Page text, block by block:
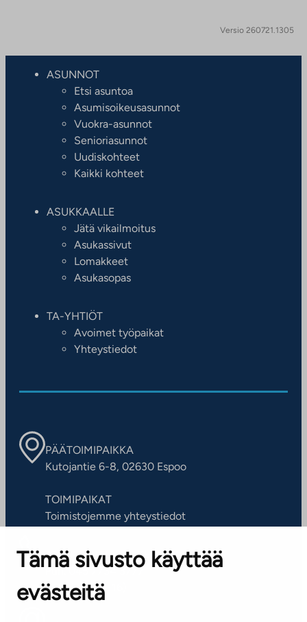
Tämä sivusto käyttää
evästeitä
Versio 260721.1305
ASUNNOT
Etsi asuntoa
Asumisoikeusasunnot
Vuokra-asunnot
Senioriasunnot
Uudiskohteet
Kaikki kohteet
ASUKKAALLE
Jätä vikailmoitus
Asukassivut
Lomakkeet
Asukasopas
TA-YHTIÖT
Avoimet työpaikat
Yhteystiedot
PÄÄTOIMIPAIKKA
Kutojantie 6-8, 02630 Espoo
TOIMIPAIKAT
Toimistojemme yhteystiedot
ASIAKASPALVELUKESKUS
Puh. 045 7734 3777
(arkisin klo 8-16)